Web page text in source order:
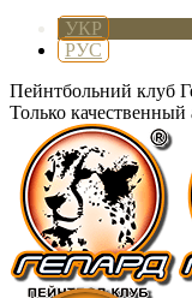
УКР
РУС
Пейнтбольний клуб
Только качественный